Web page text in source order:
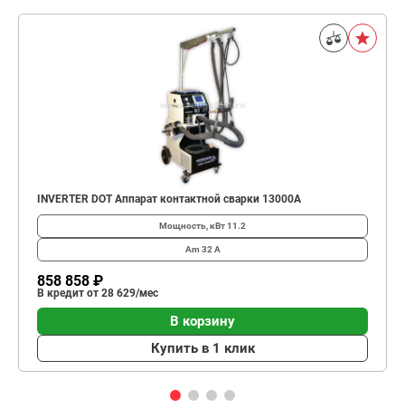
INVERTER DOT Аппарат контактной сварки 13000А
Мощность, кВт11.2
Am 32 А
858 858 ₽
В кредит от 28 629/мес
В корзину
Купить в 1 клик